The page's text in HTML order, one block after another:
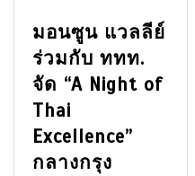
มอนซูน แวลลีย์
ร่วมกับ ททท.
จัด “A Night of
Thai
Excellence”
กลางกรุง